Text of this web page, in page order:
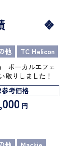
他
TC Helicon
ボーカルエフェ
取りしました！
参考価格
円